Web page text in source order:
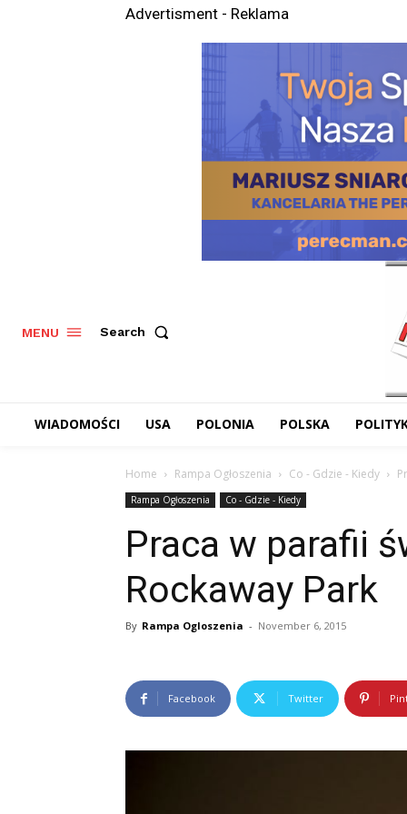
Advertisment - Reklama
MENU Search
WIADOMOŚCI USA POLONIA POLSKA
Home Rampa Ogłoszenia Co - Gdzie - Kiedy
Rampa Ogłoszenia Co - Gdzie - Kiedy
Praca w parafii
Rockaway Park
By Rampa Ogloszenia - November 6, 2015
Facebook Twitter